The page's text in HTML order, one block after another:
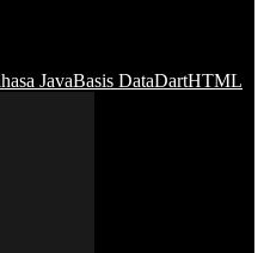
JavaBasis DataDartHTML